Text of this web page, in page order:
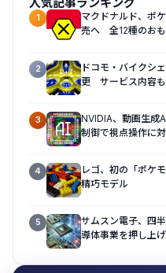
1
マクドナルド、ポ
売へ 全12種のお
2
ドコモ・バイクシ
更 サービス内容
3
NVIDIA、動画生
制御で視点操作に
4
レゴ、初の「ポケ
精巧モデル
5
サムスン電子、四
導体事業を押し上げ